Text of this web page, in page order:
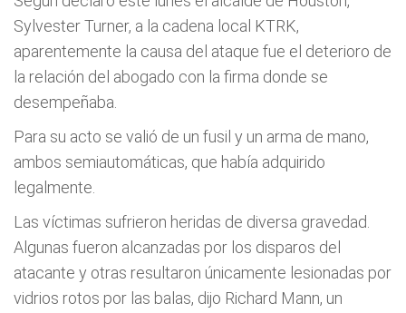
Sylvester Turner, a la cadena local KTRK,
aparentemente la causa del ataque fue el deterioro de
la relación del abogado con la firma donde se
desempeñaba.
Para su acto se valió de un fusil y un arma de mano,
ambos semiautomáticas, que había adquirido
legalmente.
Las víctimas sufrieron heridas de diversa gravedad.
Algunas fueron alcanzadas por los disparos del
atacante y otras resultaron únicamente lesionadas por
vidrios rotos por las balas, dijo Richard Mann, un